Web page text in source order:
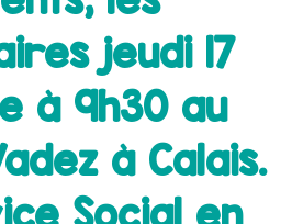
jeudi 17
à 9h30 au
à Calais.
Social en